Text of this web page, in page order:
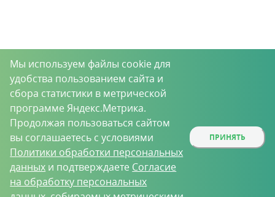
Мы используем файлы cookie для
удобства пользованием сайта и
сбора статистики в метрической
программе Яндекс.Метрика.
Продолжая пользоваться сайтом
вы соглашаетесь с условиями
Политики обработки персональных
данных и подтверждаете Согласие
на обработку персональных
ПРИНЯТЬ